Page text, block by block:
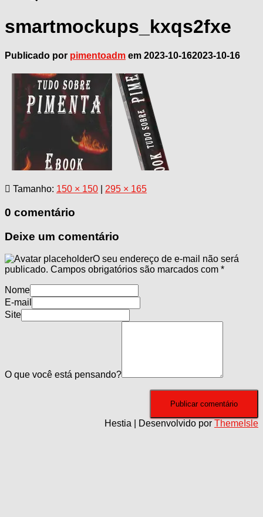
smartmockups_kxqs2fxe
Publicado por pimentoadm em 2023-10-162023-10-16
Tamanho: 150 × 150 295 × 165
0 comentário
Deixe um comentário
O seu endereço de e-mail não será
publicado. Campos obrigatórios são marcados com *
Nome
E-mail
Site
O que você está pensando?
Hestia | Desenvolvido por ThemeIsle